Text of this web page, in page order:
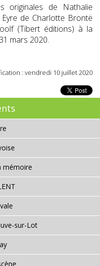
originales de Nathalie
de Charlotte Brontë
(Tibert éditions) à la
mars 2020.
: vendredi 10 juillet 2020
mémoire
sur-Lot